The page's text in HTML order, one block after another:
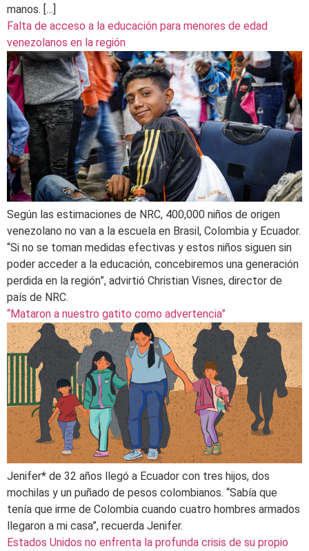
manos. […]
Falta de acceso a la educación para menores de edad
venezolanos en la región
Según las estimaciones de NRC, 400,000 niños de origen
venezolano no van a la escuela en Brasil, Colombia y Ecuador.
“Si no se toman medidas efectivas y estos niños siguen sin
poder acceder a la educación, concebiremos una generación
perdida en la región”, advirtió Christian Visnes, director de
país de NRC.
“Mataron a nuestro gatito como advertencia”
Jenifer* de 32 años llegó a Ecuador con tres hijos, dos
mochilas y un puñado de pesos colombianos. “Sabía que
tenía que irme de Colombia cuando cuatro hombres armados
llegaron a mi casa”, recuerda Jenifer.
Estados Unidos no enfrenta la profunda crisis de su propio